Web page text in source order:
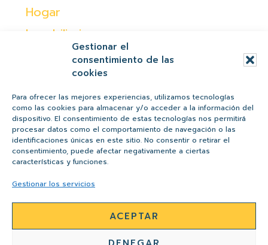
Gestionar el
consentimiento de las
cookies
Para ofrecer las mejores experiencias, utilizamos tecnologías
como las cookies para almacenar y/o acceder a la información del
dispositivo. El consentimiento de estas tecnologías nos permitirá
procesar datos como el comportamiento de navegación o las
identificaciones únicas en este sitio. No consentir o retirar el
consentimiento, puede afectar negativamente a ciertas
características y funciones.
Gestionar los servicios
ACEPTAR
Hogar
Inmobiliaria
Otras
Peques
Regalos
Salud y belleza
Tiendas